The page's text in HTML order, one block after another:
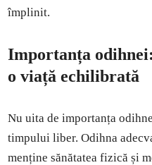
împlinit.
Importanța
o viață echilibrată
Nu uita de importanța
timpului liber. Odihna
menține sănătatea fizică și